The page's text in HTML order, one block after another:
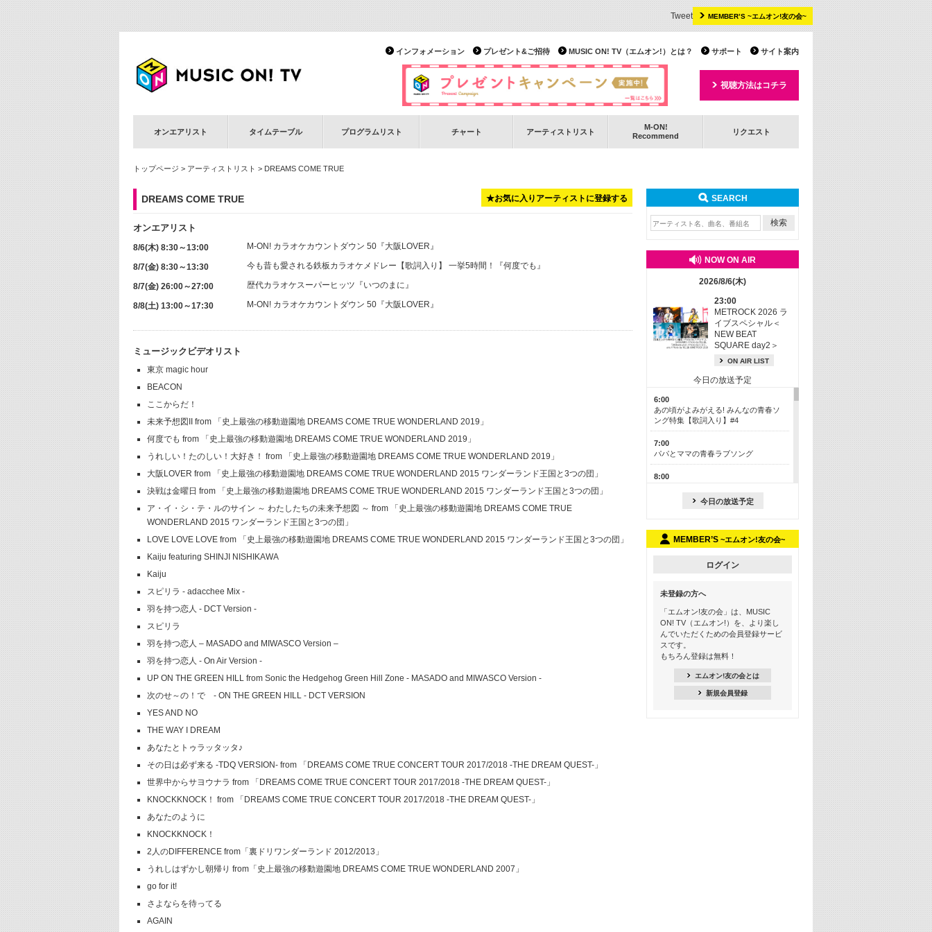
MEMBER’S ~エムオン!友の会~
Tweet
サイト案内
サポート
MUSIC ON! TV（エムオン!）とは？
プレゼント&ご招待
インフォメーション
視聴方法はコチラ
オンエアリスト タイムテーブル プログラムリスト チャート アーティストリスト
M-ON!
Recommend
リクエスト
トップページ > アーティストリスト > DREAMS COME TRUE
★お気に入りアーティストに登録する
DREAMS COME TRUE
オンエアリスト
8/6(木) 8:30～13:00 M-ON! カラオケカウントダウン 50 『大阪LOVER』
8/7(金) 8:30～13:30 今も昔も愛される鉄板カラオケメドレー【歌詞入り】 一挙5時間！ 『何度でも』
8/7(金) 26:00～27:00 歴代カラオケスーパーヒッツ 『いつのまに』
8/8(土) 13:00～17:30 M-ON! カラオケカウントダウン 50 『大阪LOVER』
ミュージックビデオリスト
東京 magic hour
BEACON
ここからだ！
未来予想図II from 「史上最強の移動遊園地 DREAMS COME TRUE WONDERLAND 2019」
何度でも from 「史上最強の移動遊園地 DREAMS COME TRUE WONDERLAND 2019」
うれしい！たのしい！大好き！ from 「史上最強の移動遊園地 DREAMS COME TRUE WONDERLAND 2019」
大阪LOVER from 「史上最強の移動遊園地 DREAMS COME TRUE WONDERLAND 2015 ワンダーランド王国と3つの団」
決戦は金曜日 from 「史上最強の移動遊園地 DREAMS COME TRUE WONDERLAND 2015 ワンダーランド王国と3つの団」
ア・イ・シ・テ・ルのサイン ～ わたしたちの未来予想図 ～ from 「史上最強の移動遊園地 DREAMS COME TRUE
WONDERLAND 2015 ワンダーランド王国と3つの団」
LOVE LOVE LOVE from 「史上最強の移動遊園地 DREAMS COME TRUE WONDERLAND 2015 ワンダーランド王国と3つの団」
Kaiju featuring SHINJI NISHIKAWA
Kaiju
スピリラ - adacchee Mix -
羽を持つ恋人 - DCT Version -
スピリラ
羽を持つ恋人 – MASADO and MIWASCO Version –
羽を持つ恋人 - On Air Version -
UP ON THE GREEN HILL from Sonic the Hedgehog Green Hill Zone - MASADO and MIWASCO Version -
次のせ～の！で - ON THE GREEN HILL - DCT VERSION
YES AND NO
THE WAY I DREAM
あなたとトゥラッタッタ♪
その日は必ず来る -TDQ VERSION- from 「DREAMS COME TRUE CONCERT TOUR 2017/2018 -THE DREAM QUEST-」
世界中からサヨウナラ from 「DREAMS COME TRUE CONCERT TOUR 2017/2018 -THE DREAM QUEST-」
KNOCKKNOCK！ from 「DREAMS COME TRUE CONCERT TOUR 2017/2018 -THE DREAM QUEST-」
あなたのように
KNOCKKNOCK！
2人のDIFFERENCE from「裏ドリワンダーランド 2012/2013」
うれしはずかし朝帰り from「史上最強の移動遊園地 DREAMS COME TRUE WONDERLAND 2007」
go for it!
さよならを待ってる
AGAIN
SEARCH
NOW ON AIR
2026/8/6(木)
23:00
METROCK 2026 ラ
イブスペシャル＜
NEW BEAT
SQUARE day2＞
ON AIR LIST
今日の放送予定
6:00
あの頃がよみがえる! みんなの青春ソ
ング特集【歌詞入り】#4
7:00
パパとママの青春ラブソング
8:00
13:00
15:30
この夏聴きたい! サマーソングメドレ
ー【歌詞入り】 #4
16:30
あのころK-POPヒッツ! 2021年
今日の放送予定
MEMBER’S ~エムオン!友の会~
ログイン
未登録の方へ
「エムオン!友の会」は、MUSIC
ON! TV（エムオン!）を、より楽し
んでいただくための会員登録サービ
スです。
もちろん登録は無料！
エムオン!友の会とは
新規会員登録